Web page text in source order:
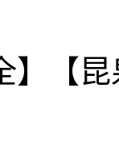
】【